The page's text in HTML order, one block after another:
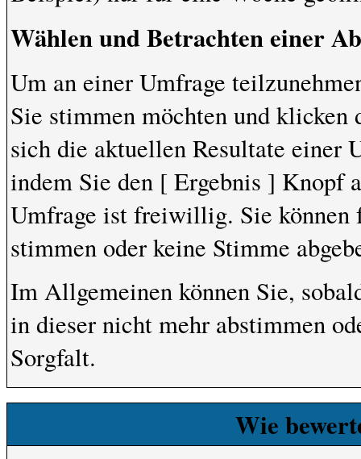
Wählen und Betrachten einer
Um an einer Umfrage
Sie stimmen möchten und
sich die aktuellen Resultate einer
indem Sie den [ Ergebnis ] Knopf
Umfrage ist freiwillig. Sie können
stimmen oder keine Stimme
Im Allgemeinen können Sie,
in dieser nicht mehr abstimmen
Sorgfalt.
Wie